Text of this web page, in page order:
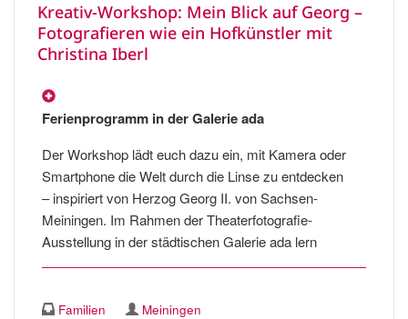
Kreativ-Workshop: Mein Blick auf Georg –
Fotografieren wie ein Hofkünstler mit
Christina Iberl
Ferienprogramm in der Galerie ada
Der Workshop lädt euch dazu ein, mit Kamera oder
Smartphone die Welt durch die Linse zu entdecken
– inspiriert von Herzog Georg II. von Sachsen-
Meiningen. Im Rahmen der Theaterfotografie-
Ausstellung in der städtischen Galerie ada lern
Familien
Meiningen